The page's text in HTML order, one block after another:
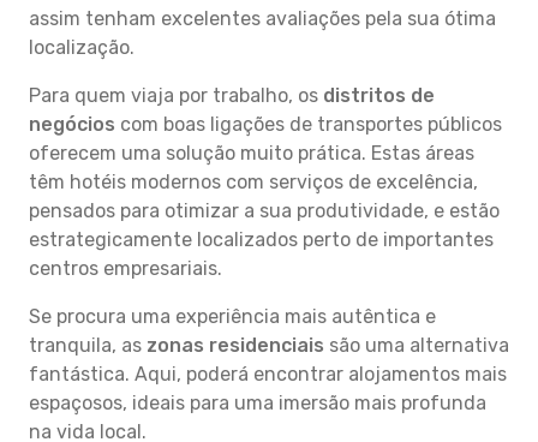
assim tenham excelentes avaliações pela sua ótima
localização.
Para quem viaja por trabalho, os distritos de
negócios com boas ligações de transportes públicos
oferecem uma solução muito prática. Estas áreas
têm hotéis modernos com serviços de excelência,
pensados para otimizar a sua produtividade, e estão
estrategicamente localizados perto de importantes
centros empresariais.
Se procura uma experiência mais autêntica e
tranquila, as zonas residenciais são uma alternativa
fantástica. Aqui, poderá encontrar alojamentos mais
espaçosos, ideais para uma imersão mais profunda
na vida local.